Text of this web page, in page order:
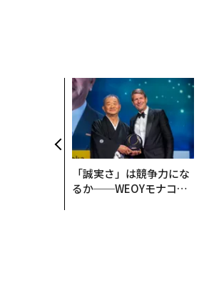
「誠実さ」は競争力にな
るか──WEOYモナコで